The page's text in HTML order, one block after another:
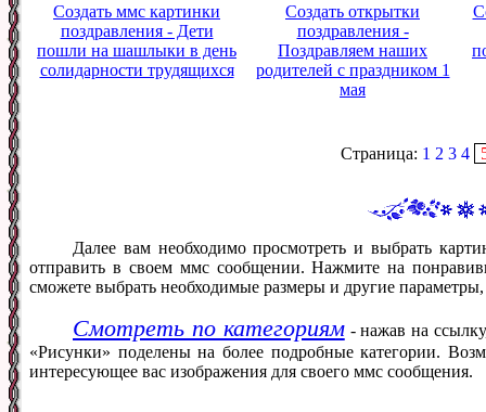
Создать ммс картинки
поздравления - Дети
пошли на шашлыки в день
солидарности трудящихся
Создать открытки
поздравления -
Поздравляем наших
родителей с праздником 1
мая
Страница: 1 2 3 4
Далее вам необходимо просмотреть и выбрать
отправить в своем ммс сообщении. Нажмите на
сможете выбрать необходимые размеры и другие
Смотреть по категориям- нажав на
«Рисунки» поделены на более подробные категории.
интересующее вас изображения для своего ммс сообщения.